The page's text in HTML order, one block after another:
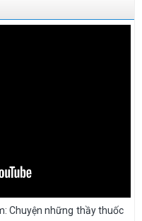
quản lý năm 2026
Chuyện những thầy thuốc